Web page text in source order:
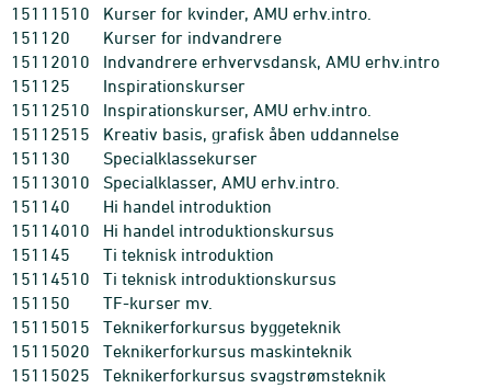
15111510
Kurser for kvinder, AMU erhv.intro.
151120
Kurser for indvandrere
15112010
Indvandrere erhvervsdansk, AMU erhv.intro
151125
Inspirationskurser
15112510
Inspirationskurser, AMU erhv.intro.
15112515
Kreativ basis, grafisk åben uddannelse
151130
Specialklassekurser
15113010
Specialklasser, AMU erhv.intro.
151140
Hi handel introduktion
15114010
Hi handel introduktionskursus
151145
Ti teknisk introduktion
15114510
Ti teknisk introduktionskursus
151150
TF-kurser mv.
15115015
Teknikerforkursus byggeteknik
15115020
Teknikerforkursus maskinteknik
15115025
Teknikerforkursus svagstrømsteknik